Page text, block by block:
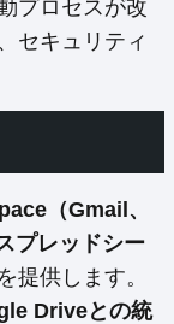
プロセスが改
セキュリティ
（Gmail、
プレッドシー
提供します。
Driveとの統